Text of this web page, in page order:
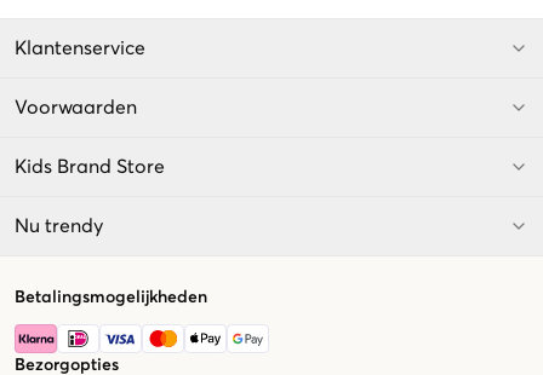
Klantenservice
Voorwaarden
Kids Brand Store
Nu trendy
Betalingsmogelijkheden
Bezorgopties